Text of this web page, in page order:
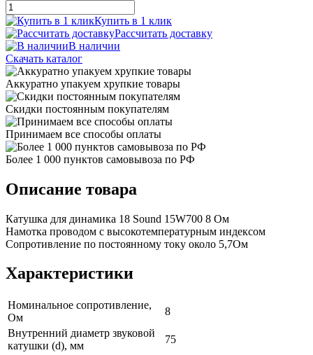
Купить в 1 клик
Рассчитать доставку
В наличии
Скачать каталог
Аккуратно упакуем хрупкие товары
Скидки постоянным покупателям
Принимаем все способы оплаты
Более 1 000 пунктов самовывоза по РФ
Описание товара
Катушка для динамика 18 Sound 15W700 8 Ом
Намотка проводом с высокотемпературным индексом
Сопротивление по постоянному току около 5,7Ом
Характеристики
Номинальное сопротивление,
Ом
8
Внутренний диаметр звуковой
катушки (d), мм
75